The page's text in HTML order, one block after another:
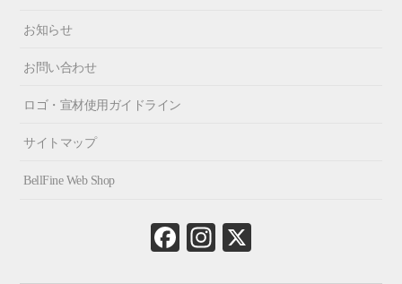
お知らせ
お問い合わせ
ロゴ・宣材使用ガイドライン
サイトマップ
BellFine Web Shop
Fa
ce
In
st